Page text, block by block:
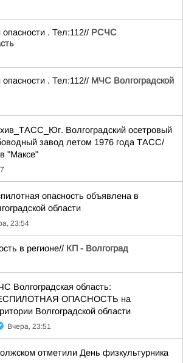
. Тел:112// РСЧС
. Тел:112// МЧС Волгоградской
Волгоградский осетровый
завод летом 1976 года ТАСС/
"Максе"
опасность объявлена в
области
23:54
в регионе// КП - Волгоград
Волгоградская область:
ОПАСНОСТЬ на
Волгоградской области
Вчера, 23:51
отметили День физкультурника